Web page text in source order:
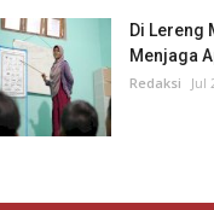
Di Lereng
Menjaga
Redaksi Jul